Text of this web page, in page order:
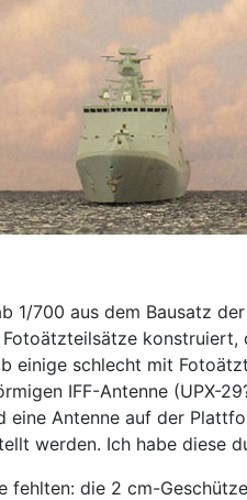
1/700 aus dem Bausatz der
einige schlecht mit
IFF-Antenne (UPX-
Antenne auf der
werden. Ich habe diese
die 2 cm-